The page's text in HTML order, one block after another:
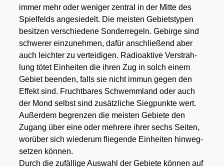
immer mehr oder weni­ger zen­tral in der Mit­te des
Spiel­felds ange­sie­delt. Die meis­ten Gebiets­ty­pen
besit­zen ver­schie­de­ne Son­der­re­geln. Gebir­ge sind
schwe­rer ein­zu­neh­men, dafür anschlie­ßend aber
auch leich­ter zu ver­tei­di­gen. Radio­ak­ti­ve Ver­strah­
lung tötet Ein­hei­ten die ihren Zug in solch einem
Gebiet been­den, falls sie nicht immun gegen den
Effekt sind. Frucht­ba­res Schwemm­land oder auch
der Mond selbst sind zusätz­li­che Sieg­punk­te wert.
Außer­dem begren­zen die meis­ten Gebie­te den
Zugang über eine oder meh­re­re ihrer sechs Sei­ten,
wor­über sich wie­der­um flie­gen­de Ein­hei­ten hin­weg­
set­zen kön­nen.
Durch die zufäl­li­ge Aus­wahl der Gebie­te kön­nen auf